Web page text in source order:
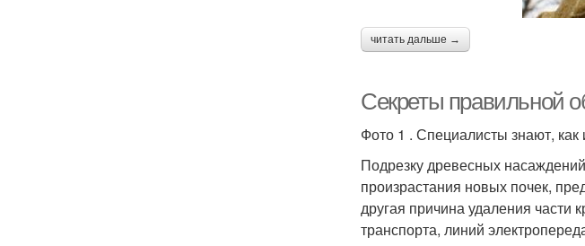
читать дальше →
Секреты правильной
Фото 1 . Специалисты знают, как
Подрезку древесных
произрастания новых почек,
другая причина удаления части
транспорта, линий